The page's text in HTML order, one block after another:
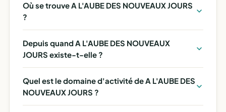
Où se trouve A L'AUBE DES NOUVEAUX JOURS
?
Depuis quand A L'AUBE DES NOUVEAUX
JOURS existe-t-elle ?
Quel est le domaine d'activité de A L'AUBE DES
NOUVEAUX JOURS ?